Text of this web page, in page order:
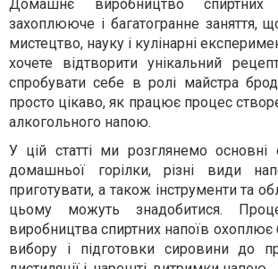
Домашнє виробництво
захоплююче і багатогранне заняття,
мистецтво, науку і кулінарні
хочете відтворити унікальний
спробувати себе в ролі майстра
просто цікаво, як працює процес
алкогольного напою.
У цій статті ми розглянемо основні
домашньої горілки, різні види
приготувати, а також інструменти та
цьому можуть знадобитися.
виробництва спиртних напоїв охоплює
вибору і підготовки сировини до